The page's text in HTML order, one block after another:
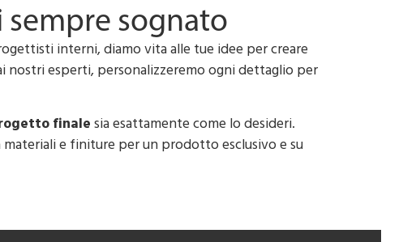
sempre sognato
interni, diamo vita alle tue idee per creare
nostri esperti, personalizzeremo ogni dettaglio per
finalesia esattamente come lo desideri.
e finiture per un prodotto esclusivo e su